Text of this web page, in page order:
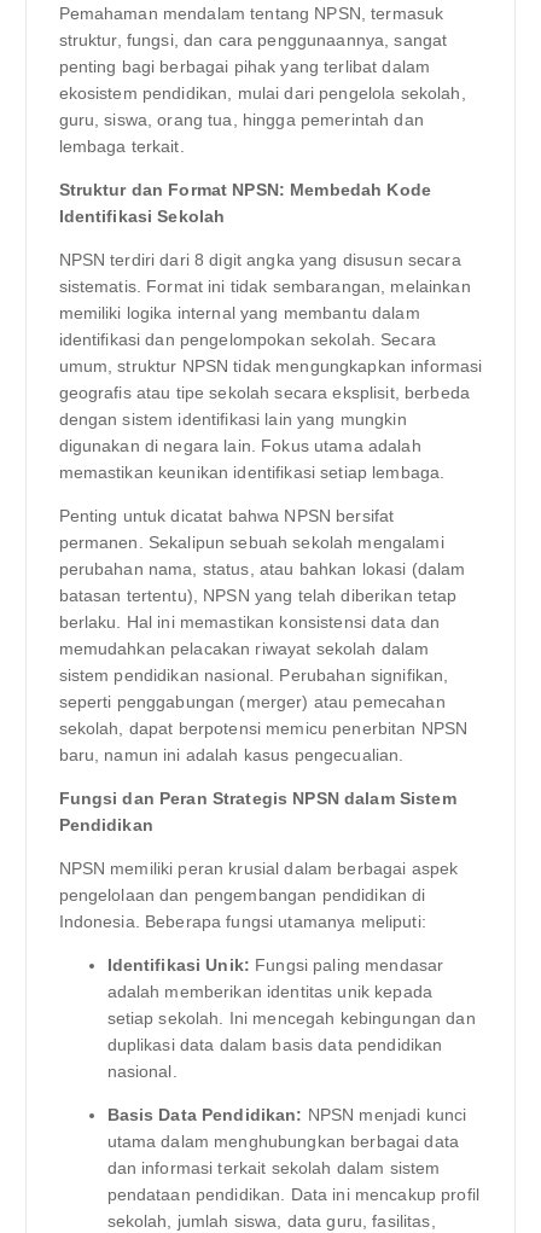
Pemahaman mendalam tentang NPSN, termasuk
struktur, fungsi, dan cara penggunaannya, sangat
penting bagi berbagai pihak yang terlibat dalam
ekosistem pendidikan, mulai dari pengelola sekolah,
guru, siswa, orang tua, hingga pemerintah dan
lembaga terkait.
Struktur dan Format NPSN: Membedah Kode
Identifikasi Sekolah
NPSN terdiri dari 8 digit angka yang disusun secara
sistematis. Format ini tidak sembarangan, melainkan
memiliki logika internal yang membantu dalam
identifikasi dan pengelompokan sekolah. Secara
umum, struktur NPSN tidak mengungkapkan informasi
geografis atau tipe sekolah secara eksplisit, berbeda
dengan sistem identifikasi lain yang mungkin
digunakan di negara lain. Fokus utama adalah
memastikan keunikan identifikasi setiap lembaga.
Penting untuk dicatat bahwa NPSN bersifat
permanen. Sekalipun sebuah sekolah mengalami
perubahan nama, status, atau bahkan lokasi (dalam
batasan tertentu), NPSN yang telah diberikan tetap
berlaku. Hal ini memastikan konsistensi data dan
memudahkan pelacakan riwayat sekolah dalam
sistem pendidikan nasional. Perubahan signifikan,
seperti penggabungan (merger) atau pemecahan
sekolah, dapat berpotensi memicu penerbitan NPSN
baru, namun ini adalah kasus pengecualian.
Fungsi dan Peran Strategis NPSN dalam Sistem
Pendidikan
NPSN memiliki peran krusial dalam berbagai aspek
pengelolaan dan pengembangan pendidikan di
Indonesia. Beberapa fungsi utamanya meliputi:
Identifikasi Unik: Fungsi paling mendasar
adalah memberikan identitas unik kepada
setiap sekolah. Ini mencegah kebingungan dan
duplikasi data dalam basis data pendidikan
nasional.
Basis Data Pendidikan: NPSN menjadi kunci
utama dalam menghubungkan berbagai data
dan informasi terkait sekolah dalam sistem
pendataan pendidikan. Data ini mencakup profil
sekolah, jumlah siswa, data guru, fasilitas,